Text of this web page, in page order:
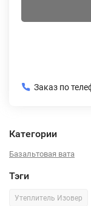
Заказ по
Категории
Базальтовая вата
Тэги
Утеплитель Изовер